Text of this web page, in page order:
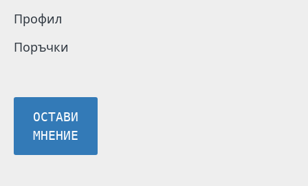
Профил
Поръчки
ОСТАВИ
МНЕНИЕ